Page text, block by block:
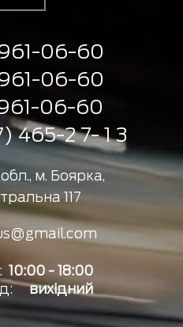
06-60
06-60
06-60
465-2 7- 1 3
м. Боярка,
117
10:00 - 18:00
вихідний